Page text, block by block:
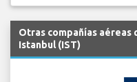
Otras compañías
Istanbul (IST)